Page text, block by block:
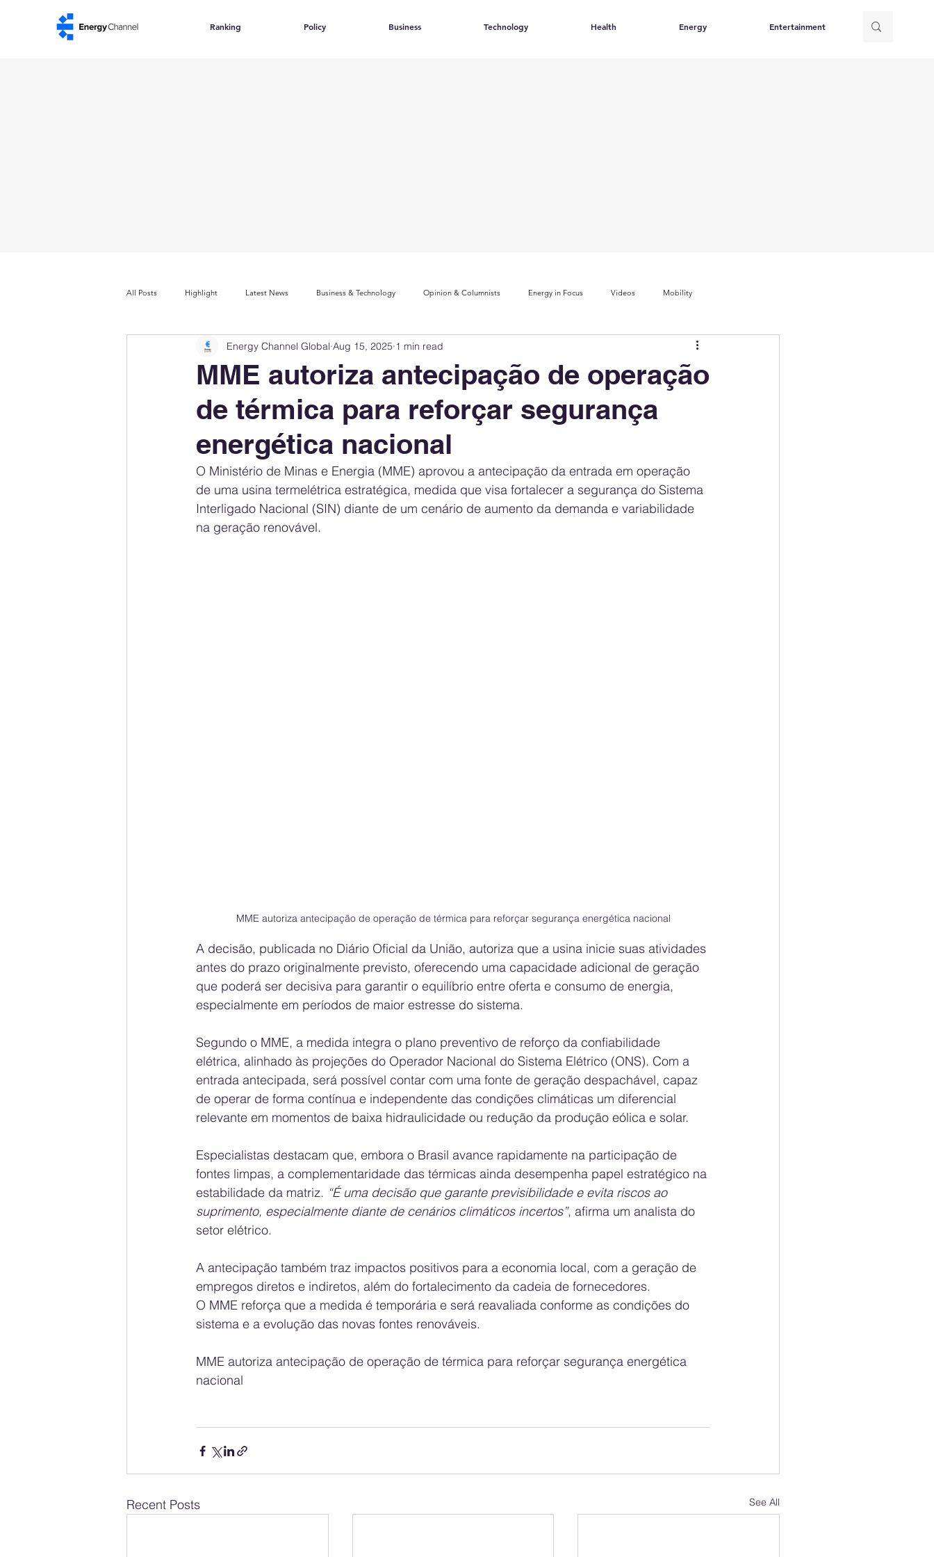
Ranking Policy Business Technology Health Energy Entertainment
All Posts Highlight Latest News Business & Technology Opinion & Columnists Energy in Focus Videos Mobility
Company Rankings Market Leaders Innovation Index Sustainability & ESG Index Electric Mobility Ranking
Energy Storage Ranking United States Policy Public Policy Energy Policy Brand Perception Consumer Choice
Geopolitics
Financial Markets Companies Corporate Strategy
MME autoriza antecipação de operação
de térmica para reforçar segurança
energética nacional
Energy Channel Global Aug 15, 2025 1 min read
O Ministério de Minas e Energia (MME) aprovou a antecipação da entrada em operação
de uma usina termelétrica estratégica, medida que visa fortalecer a segurança do Sistema
Interligado Nacional (SIN) diante de um cenário de aumento da demanda e variabilidade
na geração renovável.
MME autoriza antecipação de operação de térmica para reforçar segurança energética nacional
A decisão, publicada no Diário Oficial da União, autoriza que a usina inicie suas atividades
antes do prazo originalmente previsto, oferecendo uma capacidade adicional de geração
que poderá ser decisiva para garantir o equilíbrio entre oferta e consumo de energia,
especialmente em períodos de maior estresse do sistema.
Segundo o MME, a medida integra o plano preventivo de reforço da confiabilidade
elétrica, alinhado às projeções do Operador Nacional do Sistema Elétrico (ONS). Com a
entrada antecipada, será possível contar com uma fonte de geração despachável, capaz
de operar de forma contínua e independente das condições climáticas um diferencial
relevante em momentos de baixa hidraulicidade ou redução da produção eólica e solar.
Especialistas destacam que, embora o Brasil avance rapidamente na participação de
fontes limpas, a complementaridade das térmicas ainda desempenha papel estratégico na
estabilidade da matriz. “É uma decisão que garante previsibilidade e evita riscos ao
suprimento, especialmente diante de cenários climáticos incertos”, afirma um analista do
setor elétrico.
A antecipação também traz impactos positivos para a economia local, com a geração de
empregos diretos e indiretos, além do fortalecimento da cadeia de fornecedores.
O MME reforça que a medida é temporária e será reavaliada conforme as condições do
sistema e a evolução das novas fontes renováveis.
MME autoriza antecipação de operação de térmica para reforçar segurança energética
nacional
Recent Posts See All